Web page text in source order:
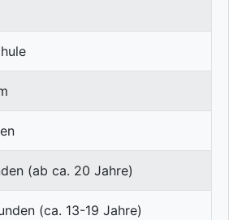
(ab ca. 20 Jahre)
(ca. 13-19 Jahre)